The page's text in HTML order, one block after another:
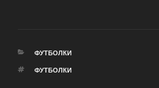
РУБРИКИ
ФУТБОЛКИ
МЕТКИ
ФУТБОЛКИ